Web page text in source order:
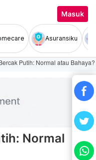
Masuk
Asuransiku
Putih: Normal atau Bahaya?
Normal